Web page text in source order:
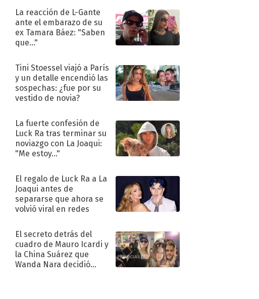
La reacción de L-Gante
ante el embarazo de su
ex Tamara Báez: "Saben
que..."
Tini Stoessel viajó a París
y un detalle encendió las
sospechas: ¿fue por su
vestido de novia?
La fuerte confesión de
Luck Ra tras terminar su
noviazgo con La Joaqui:
"Me estoy..."
El regalo de Luck Ra a La
Joaqui antes de
separarse que ahora se
volvió viral en redes
El secreto detrás del
cuadro de Mauro Icardi y
la China Suárez que
Wanda Nara decidió